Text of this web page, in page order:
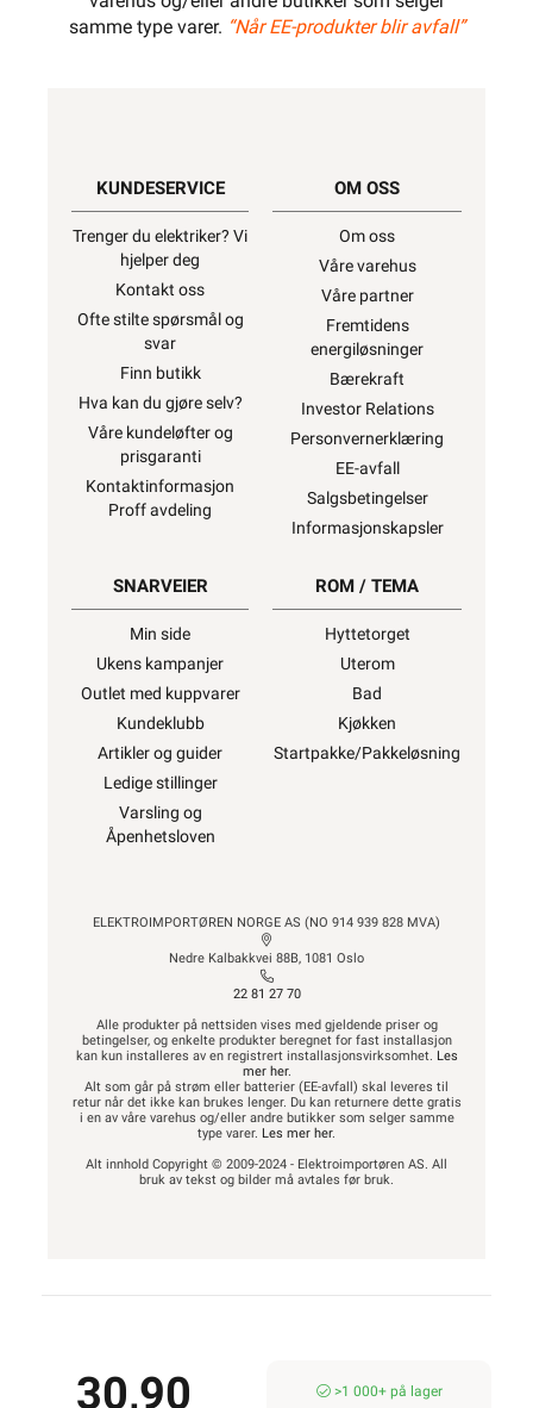
samme type varer. “Når EE-produkter blir avfall”
KUNDESERVICE
Trenger du elektriker? Vi
hjelper deg
Kontakt oss
Ofte stilte spørsmål og
svar
Finn butikk
Hva kan du gjøre selv?
Våre kundeløfter og
prisgaranti
Kontaktinformasjon
Proff avdeling
OM OSS
Om oss
Våre varehus
Våre partner
Fremtidens
energiløsninger
Bærekraft
Investor Relations
Personvernerklæring
EE-avfall
Salgsbetingelser
Informasjonskapsler
SNARVEIER
Min side
Ukens kampanjer
Outlet med kuppvarer
Kundeklubb
Artikler og guider
Ledige stillinger
Varsling og
Åpenhetsloven
ROM / TEMA
Hyttetorget
Uterom
Bad
Kjøkken
Startpakke/Pakkeløsning
ELEKTROIMPORTØREN NORGE AS (NO 914 939 828 MVA)
Nedre Kalbakkvei 88B, 1081 Oslo
22 81 27 70
Alle produkter på nettsiden vises med gjeldende priser og
betingelser, og enkelte produkter beregnet for fast installasjon
kan kun installeres av en registrert installasjonsvirksomhet. Les
mer her.
Alt som går på strøm eller batterier (EE-avfall) skal leveres til
retur når det ikke kan brukes lenger. Du kan returnere dette gratis
i en av våre varehus og/eller andre butikker som selger samme
type varer. Les mer her.
Alt innhold Copyright © 2009-2024 - Elektroimportøren AS. All
bruk av tekst og bilder må avtales før bruk.
30,90 >1 000+ på lager